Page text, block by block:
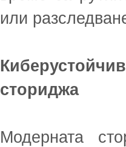
или
сториджа
Модерната